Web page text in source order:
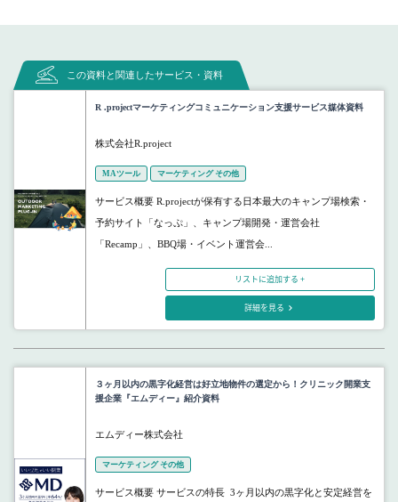
この資料と関連したサービス・資料
R .projectマーケティングコミュニケーション支援サービス媒体資料
株式会社R.project
MAツール マーケティング その他
サービス概要 R.projectが保有する日本最大のキャンプ場検索・
予約サイト「なっぷ」、キャンプ場開発・運営会社
「Recamp」、BBQ場・イベント運営会...
リストに追加する +
詳細を見る
３ヶ月以内の黒字化経営は好立地物件の選定から！クリニック開業支
援企業『エムディー』紹介資料
エムディー株式会社
マーケティング その他
サービス概要 サービスの特長 3ヶ月以内の黒字化と安定経営を